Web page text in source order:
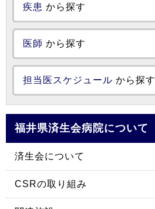
疾患 から探す
医師 から探す
担当医スケジュール から探す
福井県済生会病院について
済生会について
CSRの取り組み